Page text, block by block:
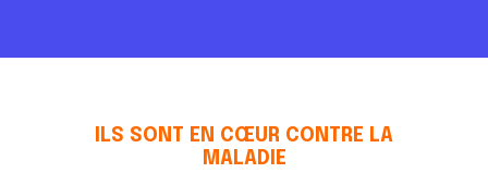
différence.
ILS SONT EN CŒUR CONTRE LA
MALADIE